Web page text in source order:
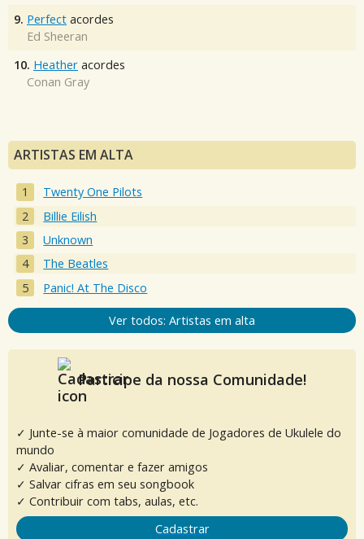
9. Perfect acordes
Ed Sheeran
10. Heather acordes
Conan Gray
ARTISTAS EM ALTA
Twenty One Pilots
Billie Eilish
Unknown
The Beatles
Panic! At The Disco
Ver todos: Artistas em alta
Participe da nossa Comunidade!
✓ Junte-se à maior comunidade de Jogadores de Ukulele do
mundo
✓ Avaliar, comentar e fazer amigos
✓ Salvar cifras em seu songbook
✓ Contribuir com tabs, aulas, etc.
Cadastrar